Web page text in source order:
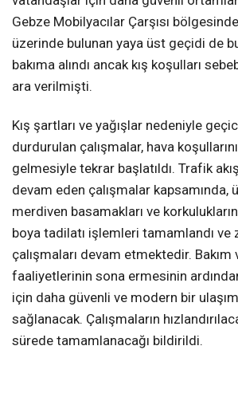
Gebze Mobilyacılar Çarşısı
üzerinde bulunan yaya üst geçidi de
bakıma alındı ancak kış koşulları
ara verilmişti.
Kış şartları ve yağışlar nedeniyle
durdurulan çalışmalar, hava
gelmesiyle tekrar başlatıldı. Trafik
devam eden çalışmalar kapsamında,
merdiven basamakları ve
boya tadilatı işlemleri tamamlandı ve
çalışmaları devam etmektedir. Bakım
faaliyetlerinin sona ermesinin
için daha güvenli ve modern bir
sağlanacak. Çalışmaların
sürede tamamlanacağı bildirildi.